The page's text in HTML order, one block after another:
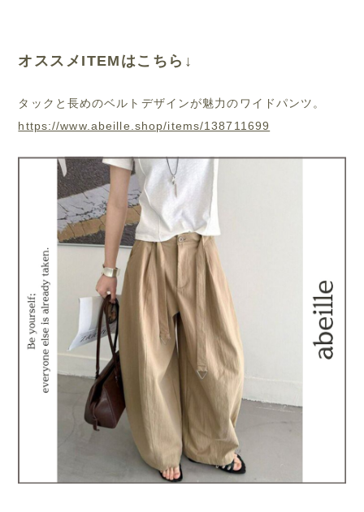
オススメITEMはこちら↓
タックと長めのベルトデザインが魅力のワイドパンツ。
https://www.abeille.shop/items/138711699